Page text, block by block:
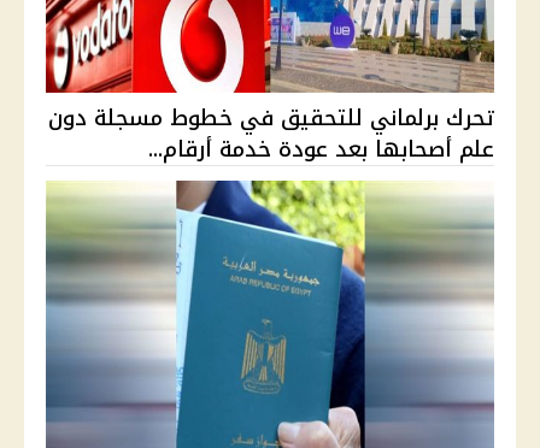
تحرك برلماني للتحقيق في خطوط مسجلة دون
علم أصحابها بعد عودة خدمة أرقام...